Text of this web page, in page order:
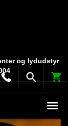
og lydudstyr